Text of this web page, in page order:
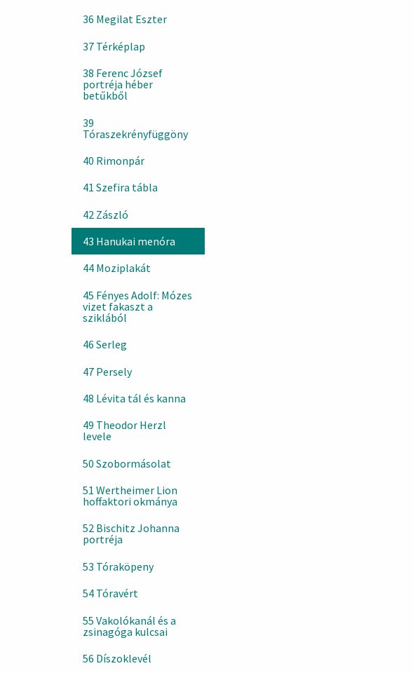
36 Megilat Eszter
37 Térképlap
38 Ferenc József
portréja héber
betűkből
39
Tóraszekrényfüggöny
40 Rimonpár
41 Szefira tábla
42 Zászló
43 Hanukai menóra
44 Moziplakát
45 Fényes Adolf: Mózes
vizet fakaszt a
sziklából
46 Serleg
47 Persely
48 Lévita tál és kanna
49 Theodor Herzl
levele
50 Szobormásolat
51 Wertheimer Lion
hoffaktori okmánya
52 Bischitz Johanna
portréja
53 Tóraköpeny
54 Tóravért
55 Vakolókanál és a
zsinagóga kulcsai
56 Díszoklevél